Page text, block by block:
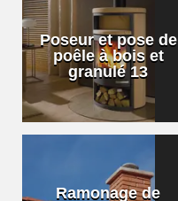
Poseur et pose de
poêle à bois et
granulé 13
Ramonage de